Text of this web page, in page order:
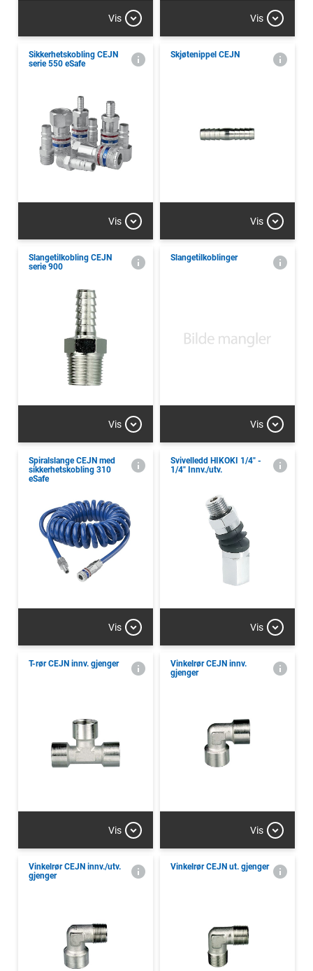
Vis Vis
Sikkerhetskobling CEJN
serie 550 eSafe
Vis
Skjøtenippel CEJN
Vis
Slangetilkobling CEJN
serie 900
Vis
Slangetilkoblinger
Vis
Spiralslange CEJN med
sikkerhetskobling 310
eSafe
Vis
Svivelledd HIKOKI 1/4" -
1/4" Innv./utv.
Vis
T-rør CEJN innv. gjenger
Vis
Vinkelrør CEJN innv.
gjenger
Vis
Vinkelrør CEJN innv./utv.
gjenger
Vinkelrør CEJN ut. gjenger